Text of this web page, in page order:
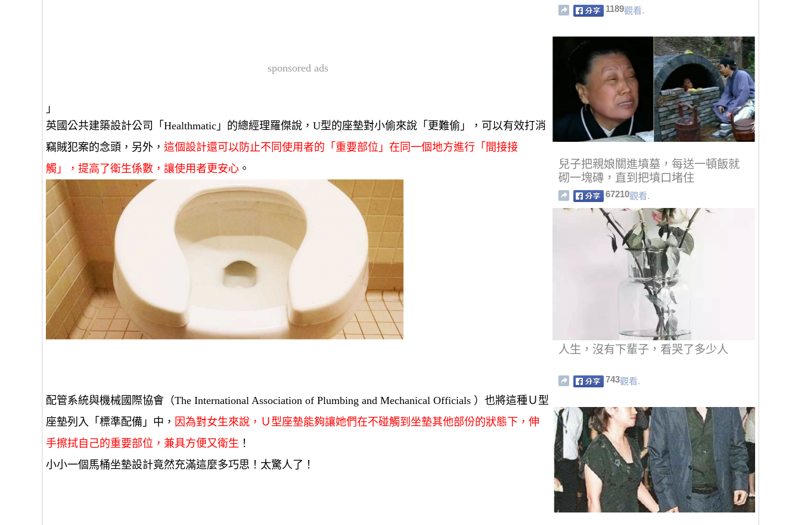
sponsored ads
」
英國公共建築設計公司「Healthmatic」的總經理羅傑說，U型的座墊對小偷來說「更難偷」，可以有效打消
竊賊犯案的念頭，另外， 這個設計還可以防止不同使用者的「重要部位」在同一個地方進行「間接接
觸」，提高了衛生係數，讓使用者更安心 。
配管系統與機械國際協會（The International Association of Plumbing and Mechanical Officials ）也將這種Ｕ型
座墊列入「標準配備」中， 因為對女生來說，Ｕ型座墊能夠讓她們在不碰觸到坐墊其他部份的狀態下，伸
手擦拭自己的重要部位，兼具方便又衛生 ！
小小一個馬桶坐墊設計竟然充滿這麼多巧思！太驚人了！
1189觀看.
兒子把親娘關進墳墓，每送一頓飯就
砌一塊磚，直到把墳口堵住
67210觀看.
人生，沒有下輩子，看哭了多少人
743觀看.